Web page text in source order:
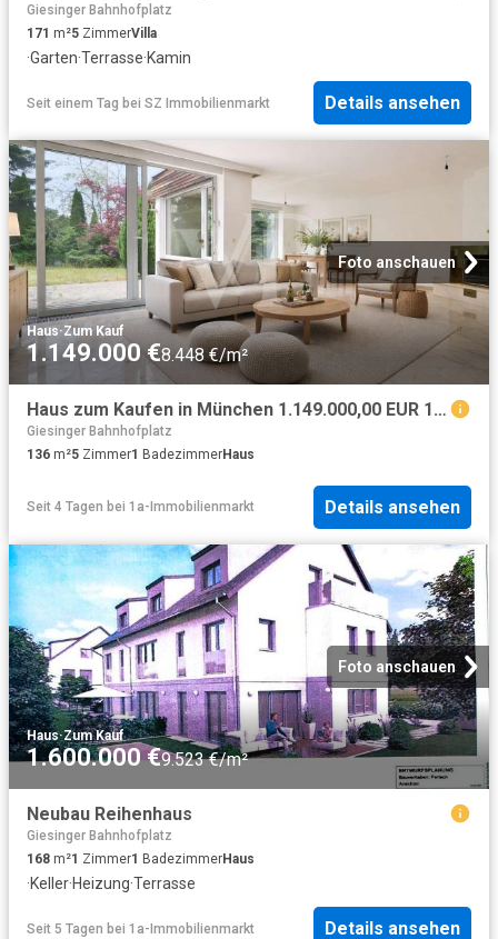
Giesinger Bahnhofplatz
171 m²5 ZimmerVilla
·Garten·Terrasse·Kamin
Seit einem Tag bei SZ Immobilienmarkt Details ansehen
Foto anschauen
Haus·Zum Kauf
1.149.000 €8.448 €/m²
Haus zum Kaufen in München 1.149.000,00 EUR 136 m²
Giesinger Bahnhofplatz
136 m²5 Zimmer1 BadezimmerHaus
Seit 4 Tagen bei 1a-Immobilienmarkt Details ansehen
Foto anschauen
Haus·Zum Kauf
1.600.000 €9.523 €/m²
Neubau Reihenhaus
Giesinger Bahnhofplatz
168 m²1 Zimmer1 BadezimmerHaus
·Keller·Heizung·Terrasse
Seit 5 Tagen bei 1a-Immobilienmarkt Details ansehen